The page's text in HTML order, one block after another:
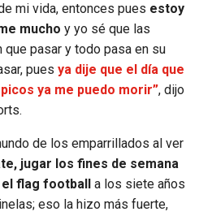
mi vida, entonces pues estoy
mucho y yo sé que las
pasar y todo pasa en su
pues ya dije que el día que
ya me puedo morir”, dijo
de los emparrillados al ver
jugar los fines de semana
flag football
a los siete años
eso la hizo más fuerte,